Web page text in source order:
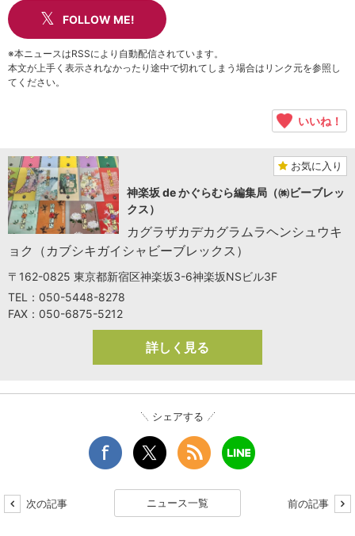
FOLLOW ME!
※本ニュースはRSSにより自動配信されています。
本文が上手く表示されなかったり途中で切れてしまう場合はリンク元を参照し
てください。
いいね！
お気に入り
神楽坂 de かぐらむら編集局（㈱ビーブレッ
クス）
カグラザカデカグラムラヘンシュウキ
ョク（カブシキガイシャビーブレックス）
〒162-0825 東京都新宿区神楽坂3-6神楽坂NSビル3F
TEL：050-5448-8278
FAX：050-6875-5212
詳しく見る
シェアする
次の記事 ニュース一覧 前の記事